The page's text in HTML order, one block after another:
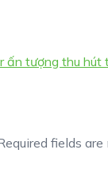
ấn tượng thu hút
fields